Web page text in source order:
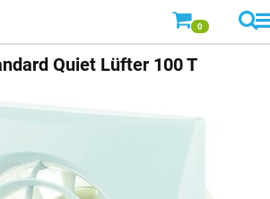
0
Quiet Lüfter 100 T